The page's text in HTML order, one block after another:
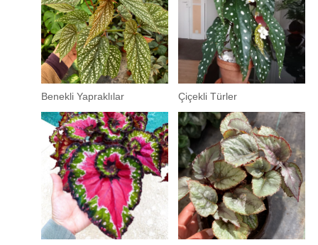
Benekli Yapraklılar Çiçekli Türler